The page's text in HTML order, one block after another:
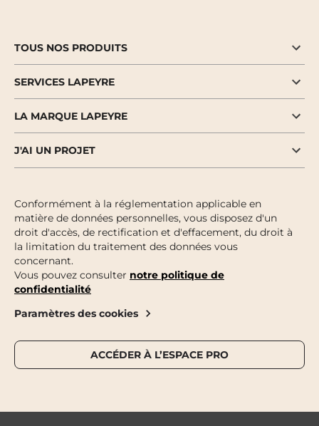
TOUS NOS PRODUITS
SERVICES LAPEYRE
LA MARQUE LAPEYRE
J'AI UN PROJET
Conformément à la réglementation applicable en
matière de données personnelles, vous disposez d'un
droit d'accès, de rectification et d'effacement, du droit à
la limitation du traitement des données vous
concernant.
Vous pouvez consulter notre politique de
confidentialité
Paramètres des cookies
ACCÉDER À L’ESPACE PRO